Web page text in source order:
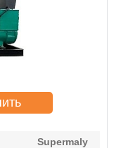
Supermaly